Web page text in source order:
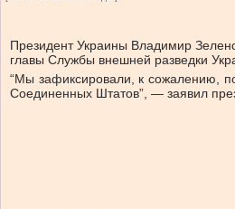
Президент Украины Владимир
главы Службы внешней разведки
“Мы зафиксировали, к сожалению,
Соединенных Штатов”, — заявил